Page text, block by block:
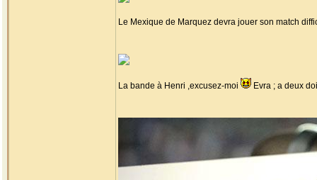
Le Mexique de Marquez devra jouer son match
La bande à Henri ,excusez-moi Evra ; a deux